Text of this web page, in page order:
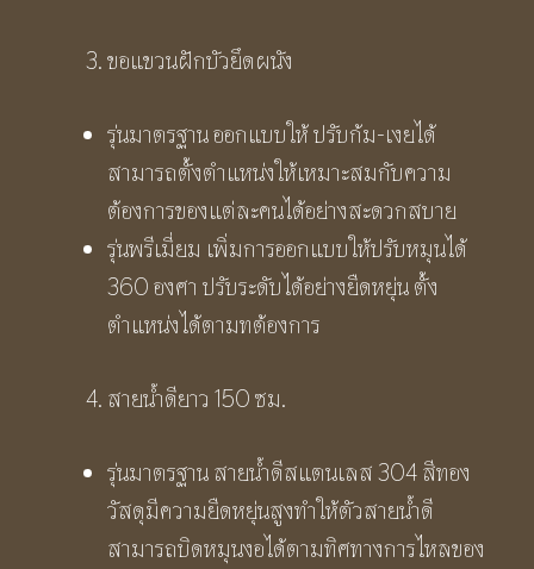
ขอแขวนฝักบัวยึดผนัง
รุ่นมาตรฐาน ออกแบบให้ ปรับก้ม-เงยได้
สามารถตั้งตำแหน่งให้เหมาะสมกับความ
ต้องการของแต่ละคนได้อย่างสะดวกสบาย
รุ่นพรีเมี่ยม เพิ่มการออกแบบให้ปรับหมุนได้
360 องศา ปรับระดับได้อย่างยืดหยุ่น ตั้ง
ตำแหน่งได้ตามทต้องการ
สายน้ำดียาว 150 ซม.
รุ่นมาตรฐาน สายน้ำดีสแตนเลส 304 สีทอง
วัสดุมีความยืดหยุ่นสูงทำให้ตัวสายน้ำดี
สามารถบิดหมุนงอได้ตามทิศทางการไหลของ